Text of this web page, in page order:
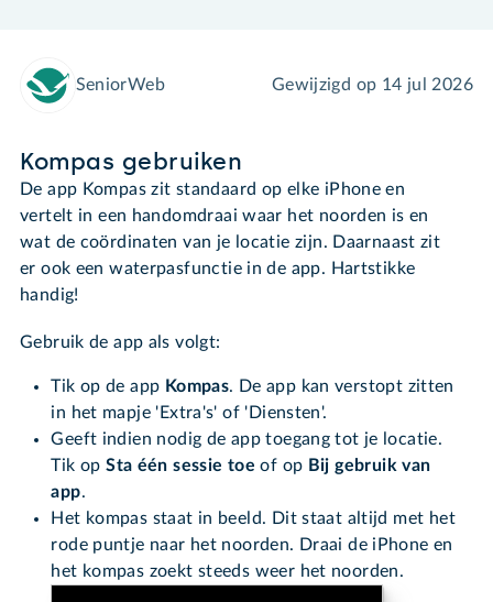
SeniorWeb Gewijzigd op 14 jul 2026
Kompas gebruiken
De app Kompas zit standaard op elke iPhone en
vertelt in een handomdraai waar het noorden is en
wat de coördinaten van je locatie zijn. Daarnaast zit
er ook een waterpasfunctie in de app. Hartstikke
handig!
Gebruik de app als volgt:
Tik op de app Kompas. De app kan verstopt zitten
in het mapje 'Extra's' of 'Diensten'.
Geeft indien nodig de app toegang tot je locatie.
Tik opSta één sessie toe of op Bij gebruik van
app.
Het kompas staat in beeld. Dit staat altijd met het
rode puntje naar het noorden. Draai de iPhone en
het kompas zoekt steeds weer het noorden.